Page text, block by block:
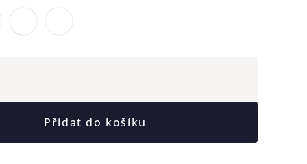
Přidat do košíku